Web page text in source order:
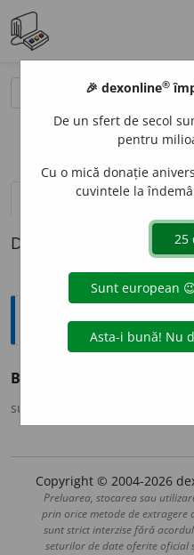
definiții (1) pronunțievolume_up
Definiția cu ID-ul
Sinonime
BOIC
sursa:
Copyright © 2004-2026
Preluarea, stocarea sau
prin orice metode de extragere
sunt strict interzise fără
seturilor de date oferite oficial
🎉 dexonline®
De un sfert de secol
pentru
Cu o mică donație
cuvintele la